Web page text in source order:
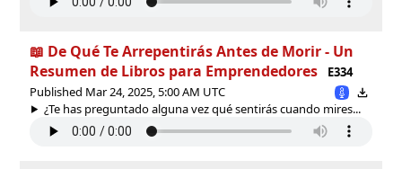
📖 De Qué Te Arrepentirás Antes de Morir - Un
Resumen de Libros para Emprendedores
E334
Published Mar 24, 2025, 5:00 AM UTC
¿Te has preguntado alguna vez qué sentirás cuando mires...